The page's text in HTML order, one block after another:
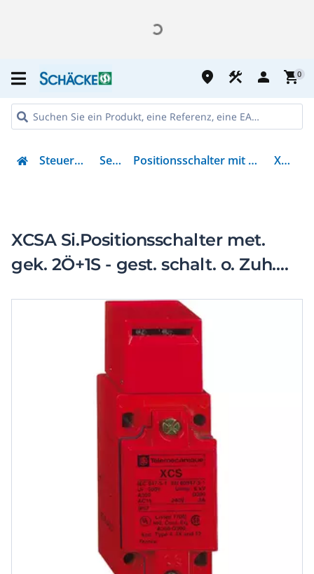
place construction person shopping_cart0
Steuern & Regeln Sensorik Positionsschalter mit getrenntem Betätiger XCSA702
XCSA Si.Positionsschalter met.
gek. 2Ö+1S - gest. schalt. o. Zuh.